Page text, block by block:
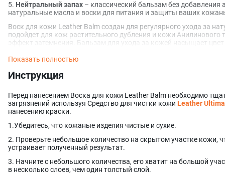
5. Нейтральный запах – классический бальзам без добавления
натуральные масла и воски для питания и защиты ваших
Воск для кожи Leather Balm создан для регулярного ухода за
подойдет для кож растительного дубления и кожи Анилинового
эффект затемнения. Бальзам для ухода за кожей насыщает
Воск также обладает кондиционирующими и защитными
LeTech, поможет надолго сохранить первоначальную красоту и
и ультрафиолета что существенно продлит срок службы ваших
Воск для кожи Leather Balm отлично подойдет для защиты кожи
изготовления изделий, это позволяет надежно
аромат.
Воск для кожи Leather Balm идеально подойдет для следующих
Сумок
Охотничья амуниция
Ремни
Седла и сбруи
Показать полностью
Инструкция
Перед нанесением Воска для кожи Leather Balm необходимо
загрязнений используя Средство для чистки кожи Leather
нанесению краски.
1.Убедитесь, что кожаные изделия чистые и сухие.
2. Проверьте небольшое количество на скрытом участке кожи,
устраивает полученный результат.
3. Начните с небольшого количества, его хватит на большой
в несколько слоев, чем один толстый слой.